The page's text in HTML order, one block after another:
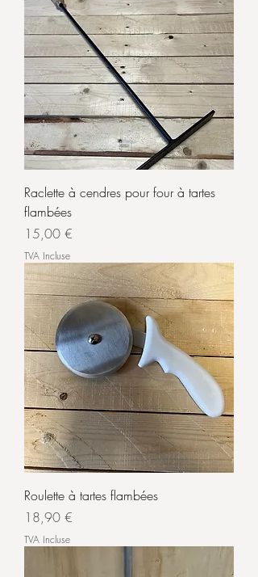
Raclette à cendres pour four à tartes
flambées
Prix
15,00 €
TVA Incluse
Roulette à tartes flambées
Prix
18,90 €
TVA Incluse